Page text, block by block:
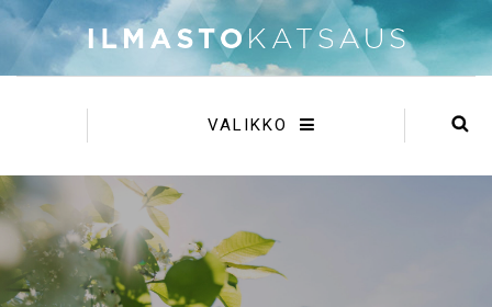
VALIKKO